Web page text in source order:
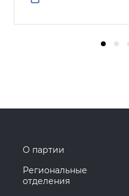
О партии
Региональные
отделения